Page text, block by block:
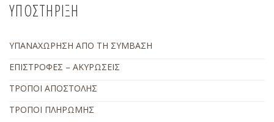
ΥΠΟΣΤΗΡΙΞΗ
ΥΠΑΝΑΧΩΡΗΣΗ ΑΠΟ ΤΗ ΣΥΜΒΑΣΗ
ΕΠΙΣΤΡΟΦΕΣ – ΑΚΥΡΩΣΕΙΣ
ΤΡΟΠΟΙ ΑΠΟΣΤΟΛΗΣ
ΤΡΟΠΟΙ ΠΛΗΡΩΜΗΣ